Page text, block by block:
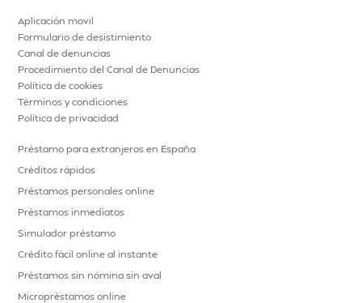
Aplicación movil
Formulario de desistimiento
Canal de denuncias
Procedimiento del Canal de Denuncias
Política de cookies
Términos y condiciones
Política de privacidad
Préstamo para extranjeros en España
Créditos rápidos
Préstamos personales online
Préstamos inmediatos
Simulador préstamo
Crédito fácil online al instante
Préstamos sin nómina sin aval
Micropréstamos online